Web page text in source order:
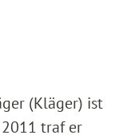
(Kläger) ist
2011 traf er